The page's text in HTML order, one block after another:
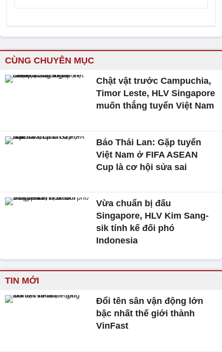
CÙNG CHUYÊN MỤC
Chật vật trước Campuchia,
Timor Leste, HLV Singapore
muốn thắng tuyển Việt Nam
Báo Thái Lan: Gặp tuyển
Việt Nam ở FIFA ASEAN
Cup là cơ hội sửa sai
Vừa chuẩn bị đấu
Singapore, HLV Kim Sang-
sik tính kế đối phó
Indonesia
TIN MỚI
Đổi tên sân vận động lớn
bậc nhất thế giới thành
VinFast